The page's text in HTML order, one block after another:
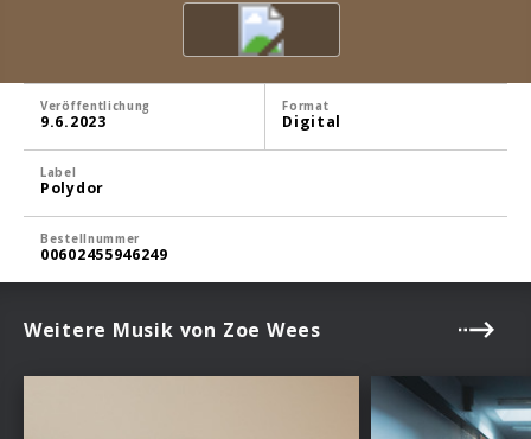
Veröffentlichung
9.6.2023
Format
Digital
Label
Polydor
Bestellnummer
00602455946249
Weitere Musik von Zoe Wees